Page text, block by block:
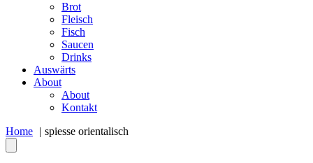
Brot
Fleisch
Fisch
Saucen
Drinks
Auswärts
About
About
Kontakt
Home
spiesse orientalisch